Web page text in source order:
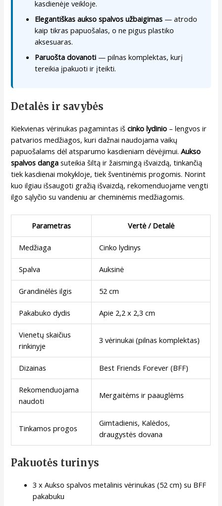
kasdienėje veikloje.
Elegantiškas aukso spalvos užbaigimas — atrodo
kaip tikras papuošalas, o ne pigus plastiko
aksesuaras.
Paruošta dovanoti — pilnas komplektas, kurį
tereikia įpakuoti ir įteikti.
Detalės ir savybės
Kiekvienas vėrinukas pagamintas išcinko lydinio – lengvos ir
patvarios medžiagos, kuri dažnai naudojama vaikų
papuošalams dėl atsparumo kasdieniam dėvėjimui.Aukso
spalvos danga suteikia šiltą ir žaismingą išvaizdą, tinkančią
tiek kasdienai mokykloje, tiek šventinėmis progomis. Norint
kuo ilgiau išsaugoti gražią išvaizdą, rekomenduojame vengti
ilgo sąlyčio su vandeniu ar cheminėmis medžiagomis.
Parametras Vertė / Detalė
Medžiaga Cinko lydinys
Spalva Auksinė
Grandinėlės ilgis 52 cm
Pakabuko dydis Apie 2,2 x 2,3 cm
Vienetų skaičius
rinkinyje
3 vėrinukai (pilnas komplektas)
Dizainas Best Friends Forever (BFF)
Rekomenduojama
naudoti
Mergaitėms ir paauglėms
Tinkamos progos
Gimtadienis, Kalėdos,
draugystės dovana
Pakuotės turinys
3 x Aukso spalvos metalinis vėrinukas (52 cm) su BFF
pakabuku